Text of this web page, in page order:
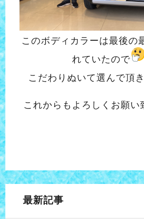
このボディカラーは最後の
れていたので
こだわりぬいて選んで頂
これからもよろしくお願い
最新記事